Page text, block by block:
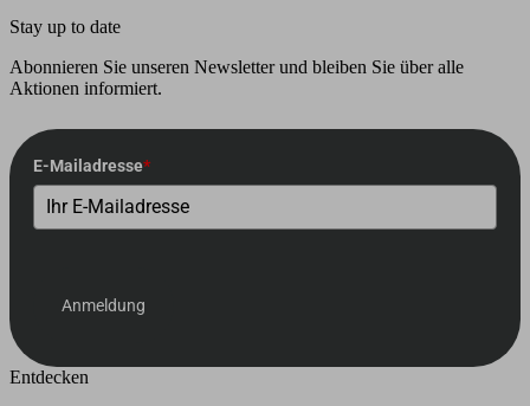
Stay up to date
Abonnieren Sie unseren Newsletter und bleiben Sie über alle
Aktionen informiert.
E-Mailadresse*
Anmeldung
Entdecken